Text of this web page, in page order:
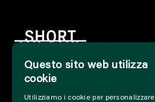
Questo sito web utilizza
cookie
Utilizziamo i cookie per personalizzare